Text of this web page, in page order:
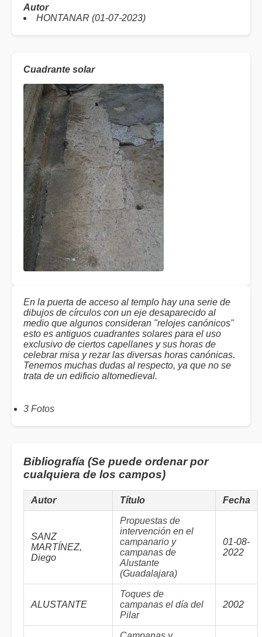
Autor
HONTANAR (01-07-2023)
Cuadrante solar
En la puerta de acceso al templo hay una serie de
dibujos de círculos con un eje desaparecido al
medio que algunos consideran "relojes canónicos"
esto es antiguos cuadrantes solares para el uso
exclusivo de ciertos capellanes y sus horas de
celebrar misa y rezar las diversas horas canónicas.
Tenemos muchas dudas al respecto, ya que no se
trata de un edificio altomedieval.
3 Fotos
Bibliografía (Se puede ordenar por
cualquiera de los campos)
Autor Título Fecha
SANZ
MARTÍNEZ,
Diego
Propuestas de
intervención en el
campanario y
campanas de
Alustante
(Guadalajara)
01-08-
2022
ALUSTANTE
Toques de
campanas el día del
Pilar
2002